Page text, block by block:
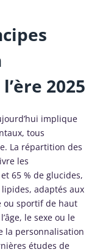
2025
implique
tous
La répartition des
les
65 % de glucides,
lipides, adaptés aux
ou sportif de haut
le sexe ou le
la personnalisation
études de